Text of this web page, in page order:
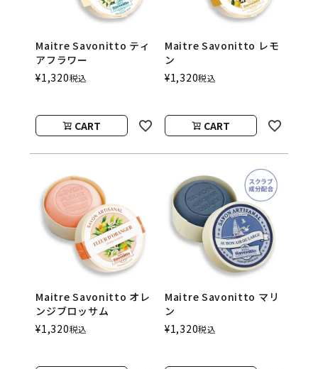
Maitre Savonitto ティ
アフラワー
¥1,320税込
CART
Maitre Savonitto レモ
ン
¥1,320税込
CART
Maitre Savonitto オレ
ンジブロッサム
¥1,320税込
Maitre Savonitto マリ
ン
¥1,320税込